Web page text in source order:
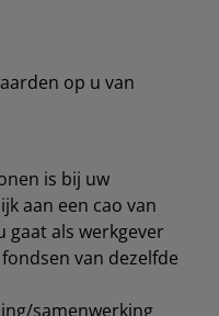
op u van
is bij uw
aan een cao van
gaat als werkgever
van dezelfde
samenwerking